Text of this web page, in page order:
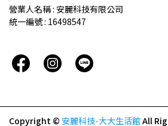
營業人名稱 : 安麗科技有限公司
統一編號 : 16498547
Copyright © 安麗科技-大大生活館All